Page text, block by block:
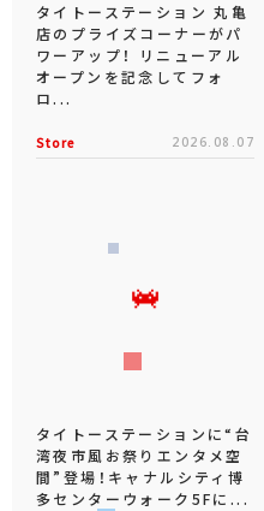
タイトーステーション 丸亀
店のプライズコーナーがパ
ワーアップ！ リニューアル
オープンを記念してフォ
ロ...
Store 2026.08.07
タイトーステーションに“台
湾夜市風お祭りエンタメ空
間”登場！キャナルシティ博
多センターウォーク5Fに...